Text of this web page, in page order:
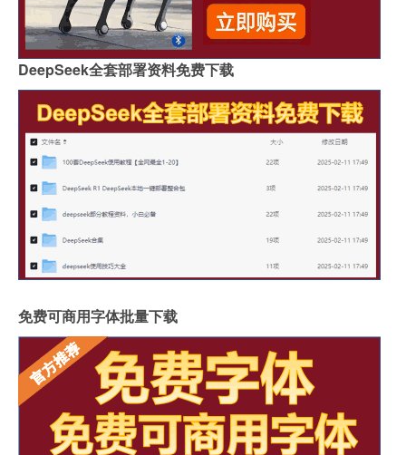
DeepSeek全套部署资料免费下载
免费可商用字体批量下载